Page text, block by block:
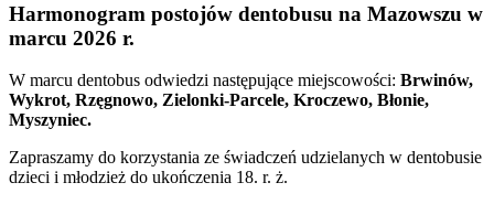
Harmonogram postojów dentobusu na Mazowszu w
marcu 2026 r.
W marcu dentobus odwiedzi następujące miejscowości: Brwinów,
Wykrot, Rzęgnowo, Zielonki-Parcele, Kroczewo, Błonie,
Myszyniec.
Zapraszamy do korzystania ze świadczeń udzielanych w dentobusie
dzieci i młodzież do ukończenia 18. r. ż.